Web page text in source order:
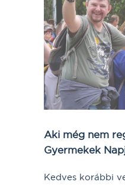
Aki még nem
Gyermekek
Kedves korábbi